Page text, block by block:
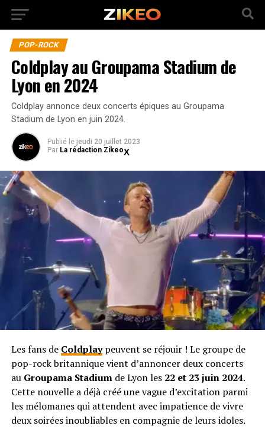
POP-ROCK
Coldplay au Groupama Stadium de
Lyon en 2024
Coldplay annonce deux concerts épiques au Groupama
Stadium de Lyon en juin 2024.
Publié le jeudi 20 juillet 2023
Par La rédaction Zikeo
Les fans de Coldplaypeuvent se réjouir ! Le groupe de
pop-rock britannique vient d’annoncer deux concerts
au Groupama Stadiumde Lyon les 22 et 23 juin 2024.
Cette nouvelle a déjà créé une vague d’excitation parmi
les mélomanes qui attendent avec impatience de vivre
deux soirées inoubliables en compagnie de leurs idoles.